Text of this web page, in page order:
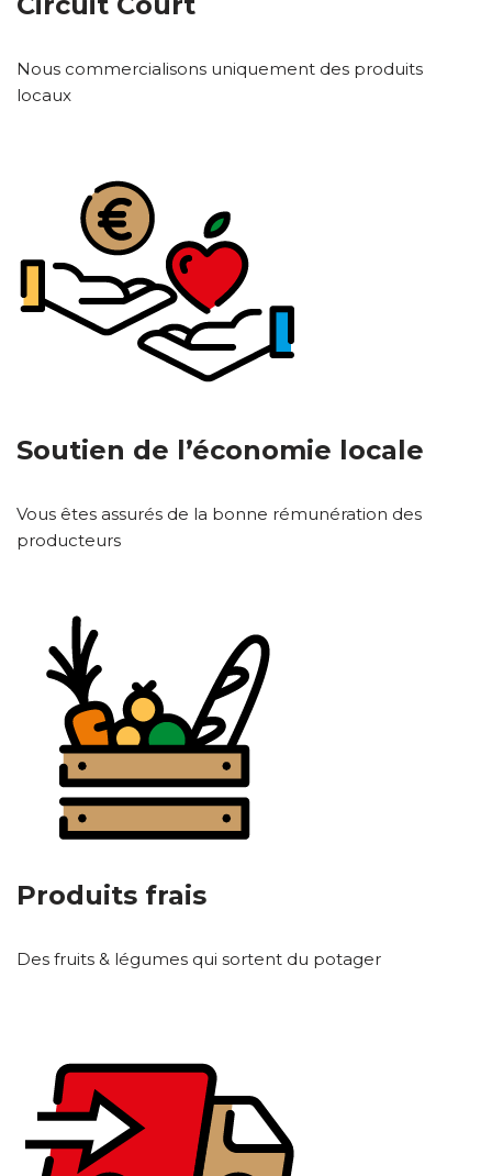
Nous commercialisons uniquement des produits
locaux
Soutien de l’économie locale
Vous êtes assurés de la bonne rémunération des
producteurs
Produits frais
Des fruits & légumes qui sortent du potager